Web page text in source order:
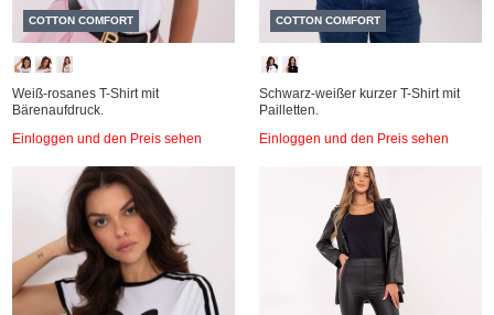
COTTON COMFORT
Weiß-rosanes T-Shirt mit
Bärenaufdruck.
Einloggen und den Preis sehen
COTTON COMFORT
Schwarz-weißer kurzer T-Shirt mit
Pailletten.
Einloggen und den Preis sehen